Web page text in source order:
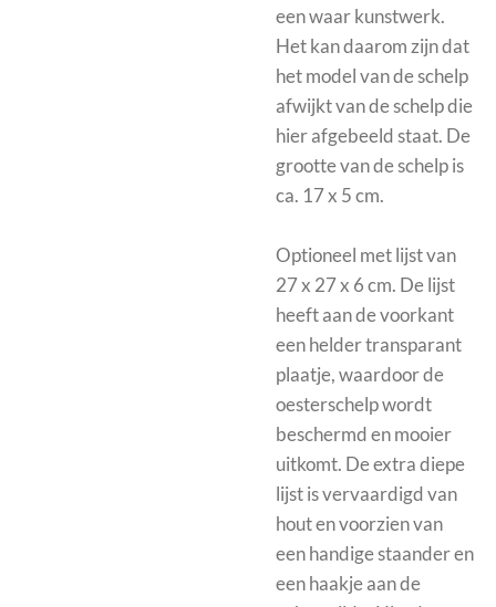
een waar kunstwerk.
Het kan daarom zijn dat
het model van de schelp
afwijkt van de schelp die
hier afgebeeld staat. De
grootte van de schelp is
ca. 17 x 5 cm.
Optioneel metlijst van
27 x 27 x 6 cm. De lijst
heeft aan de voorkant
een helder transparant
plaatje, waardoor de
oesterschelp wordt
beschermd en mooier
uitkomt. De extra diepe
lijst is vervaardigd van
hout en voorzien van
een handige staander en
een haakje aan de